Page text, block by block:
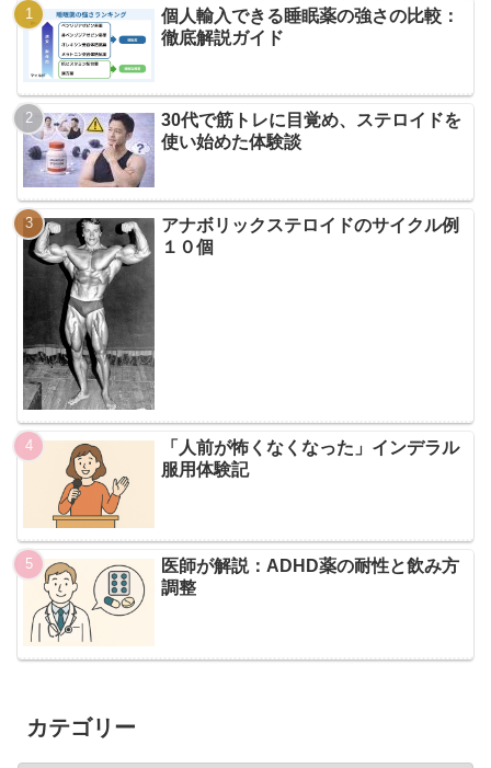
個人輸入できる睡眠薬の強さの比較：
徹底解説ガイド
30代で筋トレに目覚め、ステロイドを
使い始めた体験談
アナボリックステロイドのサイクル例
１０個
「人前が怖くなくなった」インデラル
服用体験記
医師が解説：ADHD薬の耐性と飲み方
調整
カテゴリー